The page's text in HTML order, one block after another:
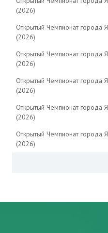
(2026)
Открытый Чемпионат города
(2026)
Открытый Чемпионат города
(2026)
Открытый Чемпионат города
(2026)
Открытый Чемпионат города
(2026)
Открытый Чемпионат города
(2026)